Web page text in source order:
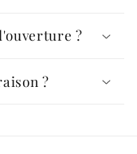
?
?